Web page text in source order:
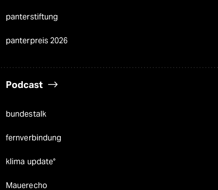
panterstiftung
panterpreis 2026
Podcast
bundestalk
fernverbindung
klima update°
Mauerecho